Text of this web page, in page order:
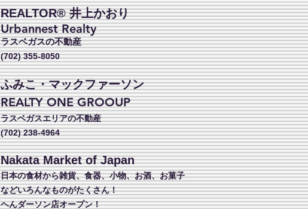
REALTOR® 井上かおり
Urbannest Realty
ラスベガスの不動産
(702) 355-8050
ふみこ・マックファーソン
REALTY ONE GROOUP
ラスベガスエリアの不動産
(702) 238-4964
Nakata Market of Japan
日本の食材から雑貨、食器、小物、お酒、お菓子
などいろんなものがたくさん！
ヘんダーソン店オープン！